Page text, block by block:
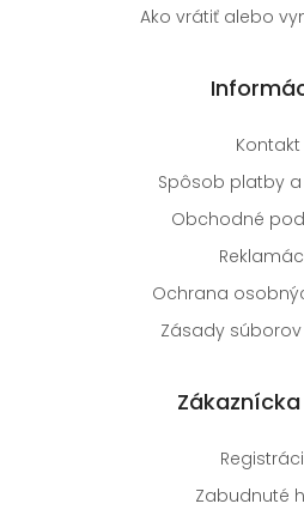
Ako vrátiť alebo
Kontakt
Spôsob platby
Obchodné
Ochrana
Zásady
Zabudnuté